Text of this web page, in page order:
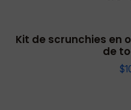
Kit de scrunchies en
de